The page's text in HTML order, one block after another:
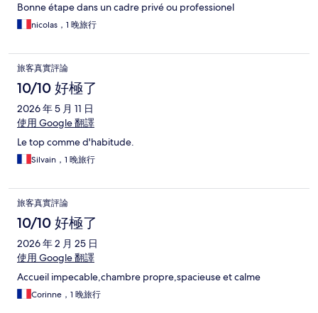
Bonne étape dans un cadre privé ou professionel
nicolas，1 晚旅行
旅客真實評論
10/10 好極了
2026 年 5 月 11 日
使用 Google 翻譯
Le top comme d'habitude.
Silvain，1 晚旅行
旅客真實評論
10/10 好極了
2026 年 2 月 25 日
使用 Google 翻譯
Accueil impecable,chambre propre,spacieuse et calme
Corinne，1 晚旅行